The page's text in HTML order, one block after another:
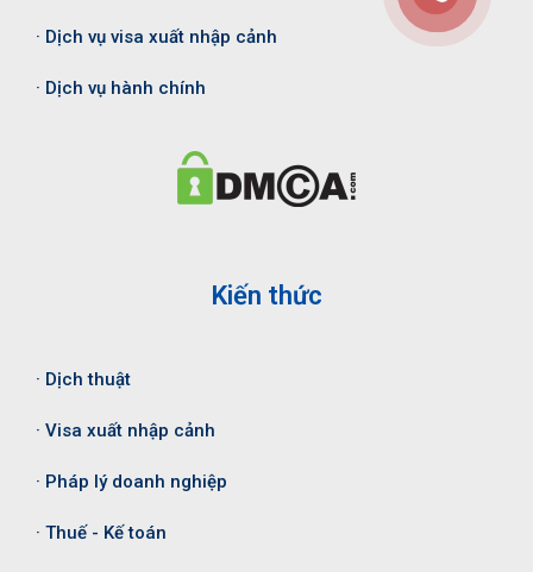
· Dịch vụ visa xuất nhập cảnh
· Dịch vụ hành chính
Kiến thức
· Dịch thuật
· Visa xuất nhập cảnh
· Pháp lý doanh nghiệp
· Thuế - Kế toán